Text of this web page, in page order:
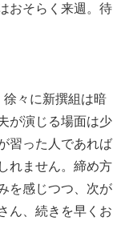
おそらく来週。待
徐々に新撰組は暗
が演じる場面は少
習った人であれば
れません。締め方
を感じつつ、次が
ん、続きを早くお